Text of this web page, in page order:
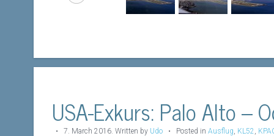
USA-Exkurs: Palo Alto –
• 7. March 2016 Written by Udo • Posted in Ausflug KL52